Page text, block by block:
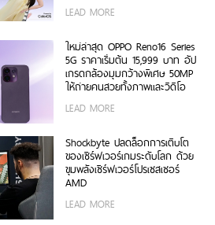
ราคาเริ่มต้นเพียง 15,999 บาท
ค่า!
LEAD MORE
ใหม่ล่าสุด OPPO Reno16 Series
5G ราคาเริ่มต้น 15,999 บาท อัป
เกรดกล้องมุมกว้างพิเศษ 50MP
ให้ถ่ายคนสวยทั้งภาพและวิดีโอ
แรกในอุตสาหกรรม
LEAD MORE
Shockbyte ปลดล็อกการเติบโต
ของเซิร์ฟเวอร์เกมระดับโลก ด้วย
ขุมพลังเซิร์ฟเวอร์โปรเซสเซอร์
AMD
LEAD MORE